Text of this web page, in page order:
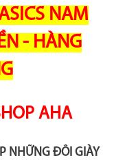
NAM
- HÀNG
AHA
NHỮNG ĐÔI GIÀY